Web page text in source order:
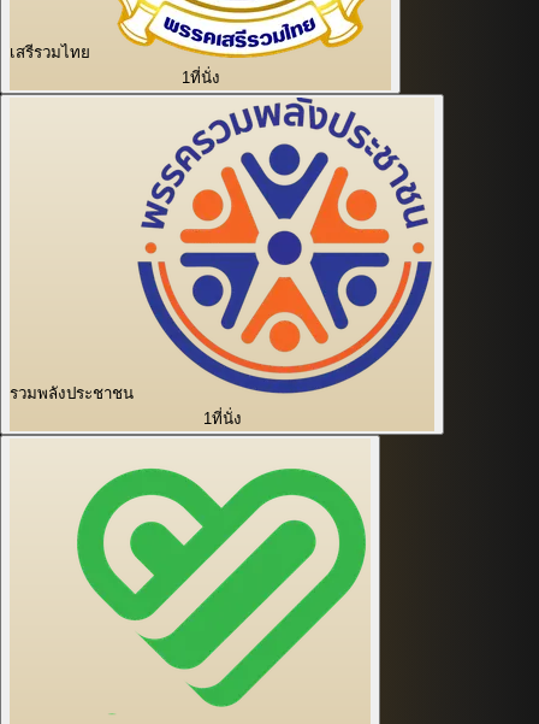
เสรีรวมไทย
1ที่นั่ง
รวมพลังประชาชน
1ที่นั่ง